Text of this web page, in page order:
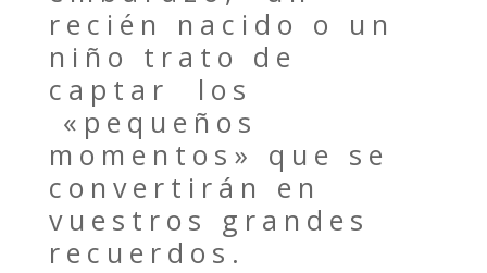
recién nacido o un
niño trato de
captar los
« pequeños
momentos » que se
convertirán en
vuestros grandes
recuerdos.